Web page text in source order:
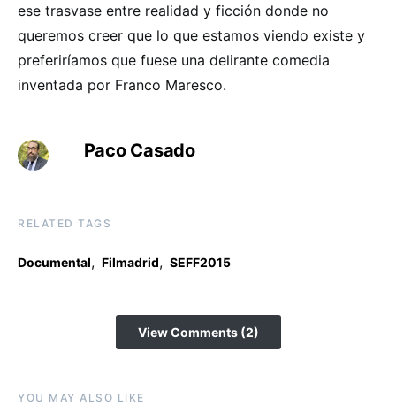
ese trasvase entre realidad y ficción donde no
queremos creer que lo que estamos viendo existe y
preferiríamos que fuese una delirante comedia
inventada por Franco Maresco.
Paco Casado
RELATED TAGS
Documental, Filmadrid, SEFF2015
View Comments (2)
YOU MAY ALSO LIKE